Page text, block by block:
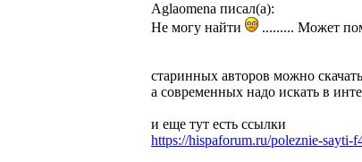
Aglaomena писал(а):
Не могу найти
......... Может
старинных авторов можно
а современных надо искать в
и еще тут есть ссылки
https://hispaforum.ru/poleznie-sayti-